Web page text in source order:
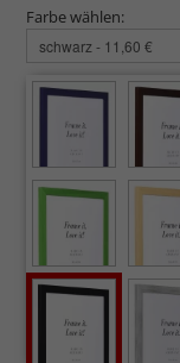
Farbe wählen: